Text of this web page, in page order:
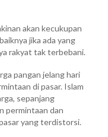
akan kecukupan
jika ada yang
rakyat tak terbebani.
pangan jelang hari
di pasar. Islam
sepanjang
permintaan dan
yang terdistorsi.